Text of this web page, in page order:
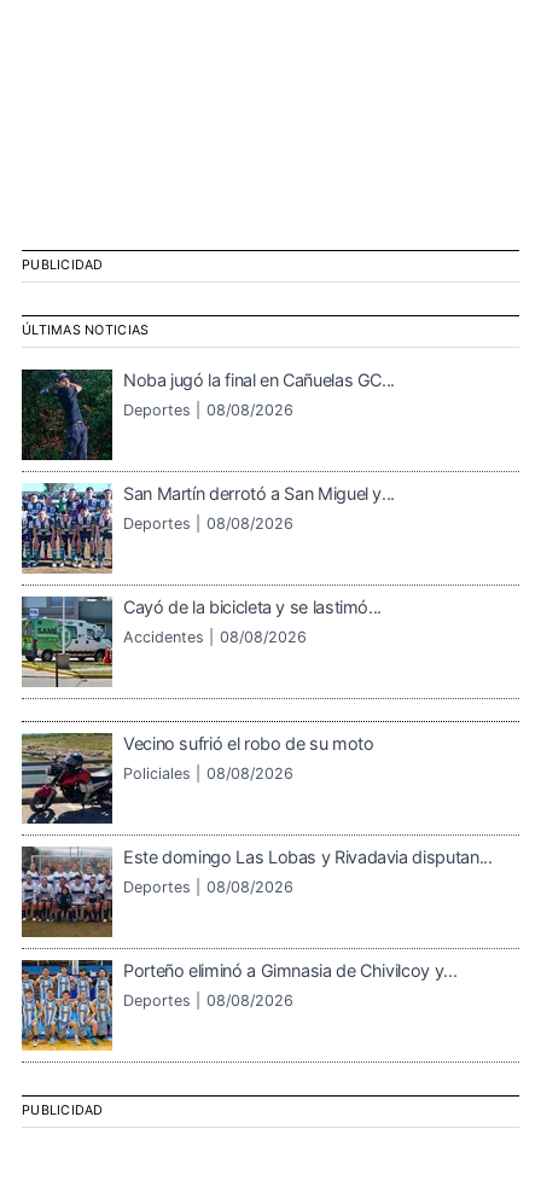
PUBLICIDAD
ÚLTIMAS NOTICIAS
Noba jugó la final en Cañuelas GC...
Deportes | 08/08/2026
San Martín derrotó a San Miguel y...
Deportes | 08/08/2026
Cayó de la bicicleta y se lastimó...
Accidentes | 08/08/2026
Vecino sufrió el robo de su moto
Policiales | 08/08/2026
Este domingo Las Lobas y Rivadavia disputan...
Deportes | 08/08/2026
Porteño eliminó a Gimnasia de Chivilcoy y...
Deportes | 08/08/2026
PUBLICIDAD